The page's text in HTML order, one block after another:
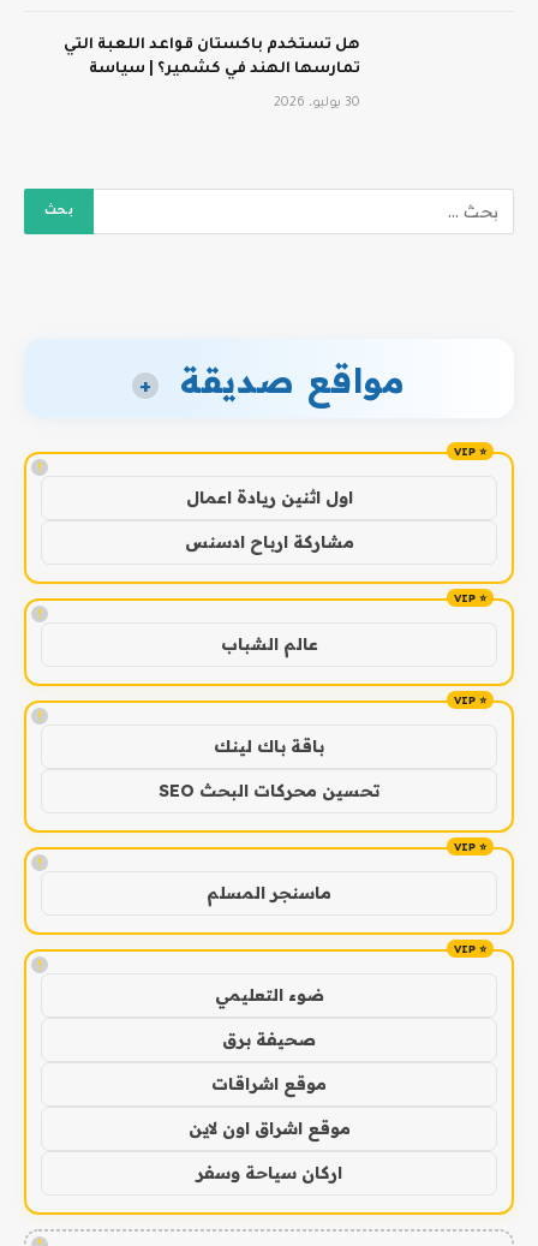
هل تستخدم باكستان قواعد اللعبة التي
تمارسها الهند في كشمير؟ | سياسة
30 يوليو، 2026
مواقع صديقة +
!
اول اثنين ريادة اعمال
مشاركة ارباح ادسنس
!
عالم الشباب
!
باقة باك لينك
تحسين محركات البحث SEO
!
ماسنجر المسلم
!
ضوء التعليمي
صحيفة برق
موقع اشراقات
موقع اشراق اون لاين
اركان سياحة وسفر